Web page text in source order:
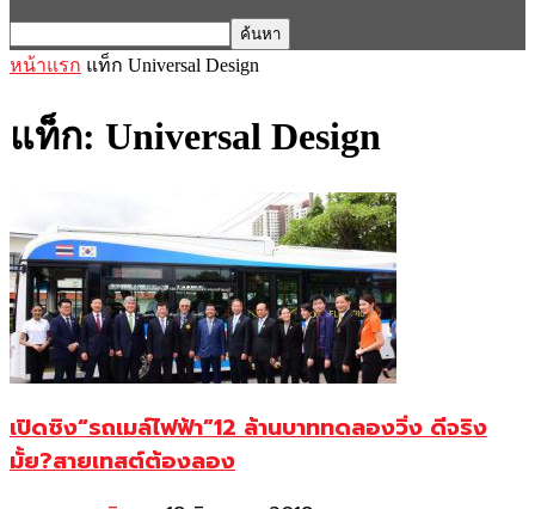
หน้าแรก แท็ก Universal Design
แท็ก: Universal Design
เปิดซิง“รถเมล์ไฟฟ้า”12 ล้านบาททดลองวิ่ง ดีจริง
มั้ย?สายเทสต์ต้องลอง